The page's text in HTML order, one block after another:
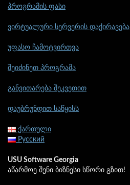
პროგრამის ფასი
ვირტუალური სერვერის დაქირავება
უფასო ჩამოტვირთვა
შეიძინეთ პროგრამა
განვითარება შეკვეთით
დაუბრუნდით საწყისს
ქართული
Русский
USU Software Georgia
აწარმოე შენი ბიზნესი სწორი გზით!